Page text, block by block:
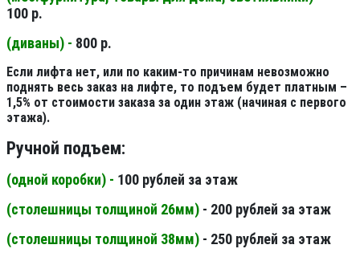
100 р.
(диваны) - 800 р.
Если лифта нет, или по каким-то причинам невозможно
поднять весь заказ на лифте, то подъем будет платным –
1,5% от стоимости заказа за один этаж (начиная с первого
этажа).
Ручной подъем:
(одной коробки) - 100 рублей за этаж
(столешницы толщиной 26мм) - 200 рублей за этаж
(столешницы толщиной 38мм) - 250 рублей за этаж